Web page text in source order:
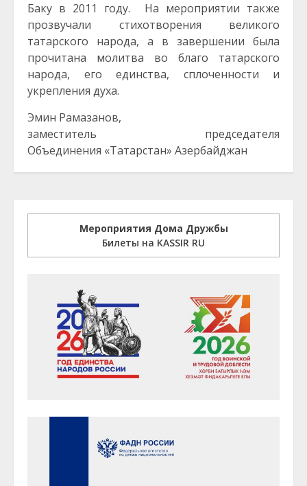
Баку в 2011 году. На мероприятии также
прозвучали стихотворения великого
татарского народа, а в завершении была
прочитана молитва во благо татарского
народа, его единства, сплоченности и
укрепления духа.
Эмин Рамазанов,
заместитель председателя
Объединения «Татарстан» Азербайджан
Мероприятия Дома Дружбы
Билеты на KASSIR RU